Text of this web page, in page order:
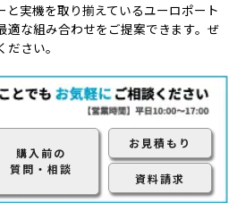
実機を取り揃えているユーロポート
適な組み合わせをご提案できます。ぜ
さい。
購入前の
質問・相談
お見積もり
資料請求